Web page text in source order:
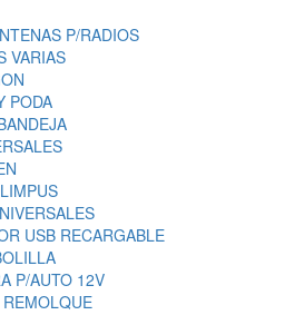
P/RADIOS
VARIAS
PODA
USB RECARGABLE
P/AUTO 12V